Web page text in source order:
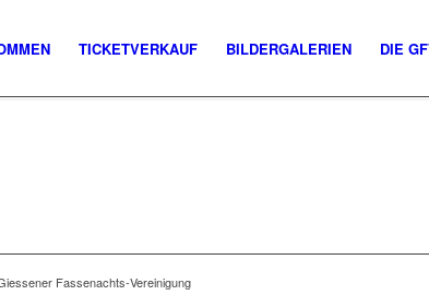
TICKETVERKAUF BILDERGALERIEN DIE
Fassenachts-Vereinigung